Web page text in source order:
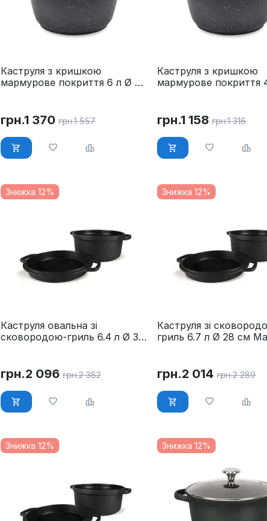
Каструля з кришкою
мармурове покриття 6 л Ø 28
грн.1 370 грн.1 557
Каструля з кришкою
мармурове покриття
грн.1 158 грн.1 316
Знижка 12%
Каструля овальна зі
сковородою-гриль 6.4 л Ø 32
грн.2 096 грн.2 382
Знижка 12%
Каструля зі
гриль 6.7 л Ø 28 см
грн.2 014 грн.2 289
Знижка 12% Знижка 12%